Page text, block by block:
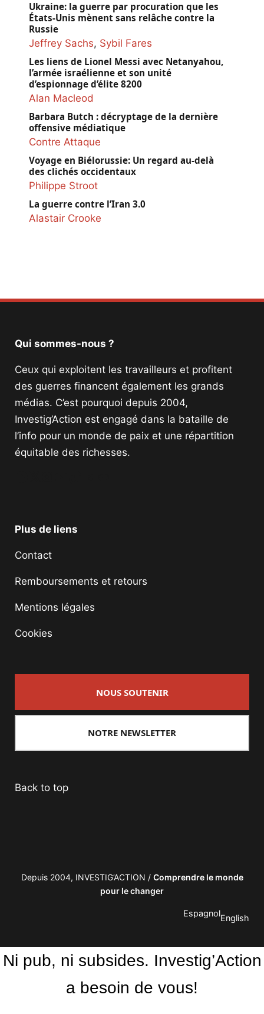
Ukraine: la guerre par procuration que les
États-Unis mènent sans relâche contre la
Russie
Jeffrey Sachs, Sybil Fares
Les liens de Lionel Messi avec Netanyahou,
l’armée israélienne et son unité
d’espionnage d’élite 8200
Alan Macleod
Barbara Butch : décryptage de la dernière
offensive médiatique
Contre Attaque
Voyage en Biélorussie: Un regard au-delà
des clichés occidentaux
Philippe Stroot
La guerre contre l’Iran 3.0
Alastair Crooke
Qui sommes-nous ?
Ceux qui exploitent les travailleurs et profitent
des guerres financent également les grands
médias. C’est pourquoi depuis 2004,
Investig’Action est engagé dans la bataille de
l’info pour un monde de paix et une répartition
équitable des richesses.
Plus de liens
Contact
Remboursements et retours
Mentions légales
Cookies
NOUS SOUTENIR
NOTRE NEWSLETTER
Back to top
Depuis 2004, INVESTIG’ACTION / Comprendre le monde
pour le changer
EspagnolEnglish
Ni pub, ni subsides. Investig’Action
a besoin de vous!